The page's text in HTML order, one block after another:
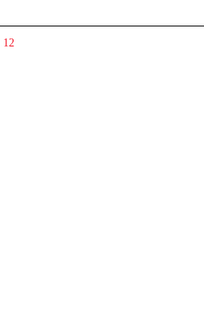
12